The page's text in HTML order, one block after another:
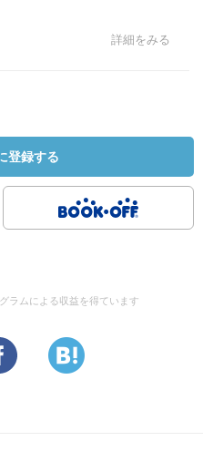
詳細をみる
登録する
ラムによる収益を得ています